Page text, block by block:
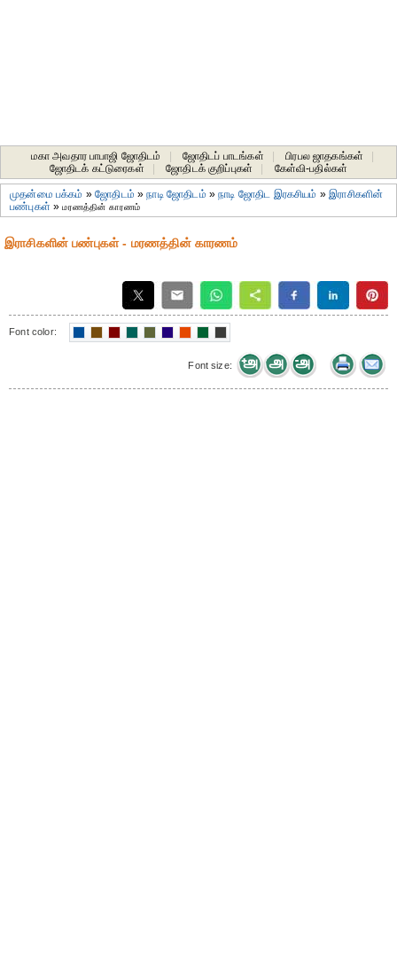
மகா அவதார பாபாஜி ஜோதிடம் ஜோதிடப் பாடங்கள் பிரபல ஜாதகங்கள்
ஜோதிடக் கட்டுரைகள்
ஜோதிடக் குறிப்புகள் கேள்வி-பதில்கள்
முதன்மை பக்கம் »ஜோதிடம் »நாடி ஜோதிடம் »நாடி ஜோதிட இரகசியம் »இராசிகளின்
பண்புகள் »மரணத்தின் காரணம்
இராசிகளின் பண்புகள் - மரணத்தின் காரணம்
Font color:
Font size: